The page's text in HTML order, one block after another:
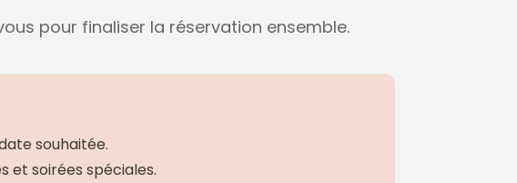
pour finaliser la réservation ensemble.
souhaitée.
et soirées spéciales.